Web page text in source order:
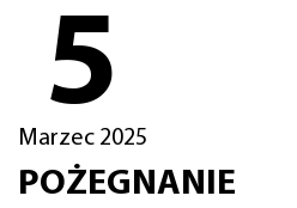
5
Marzec 2025
POŻEGNANIE